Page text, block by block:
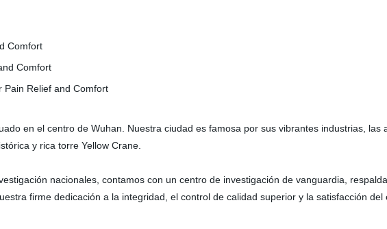
en el centro de Wuhan. Nuestra ciudad es famosa por sus vibrantes industrias, las
y rica torre Yellow Crane.
nacionales, contamos con un centro de investigación de vanguardia,
firme dedicación a la integridad, el control de calidad superior y la satisfacción del